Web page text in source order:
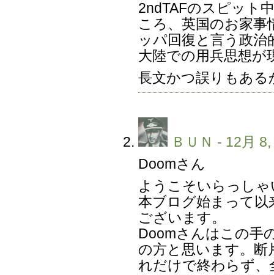
2ndTAFのスピット
ころ、英国のお家
ッパ回復と言う政治
大陸での用兵思想が
長文かつ誤りもあ
ＢＵＮ - 12月
Doomさん
ようこそいらっし
本ブログ始まって
ございます。
Doomさんはこの手
の方と思います。断
れだけで終わらず